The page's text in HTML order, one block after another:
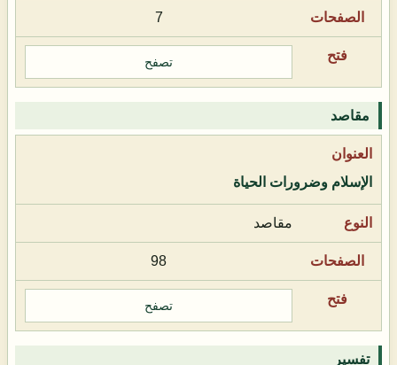
7
تصفح
مقاصد
الإسلام وضرورات الحياة
مقاصد
98
تصفح
تفسير